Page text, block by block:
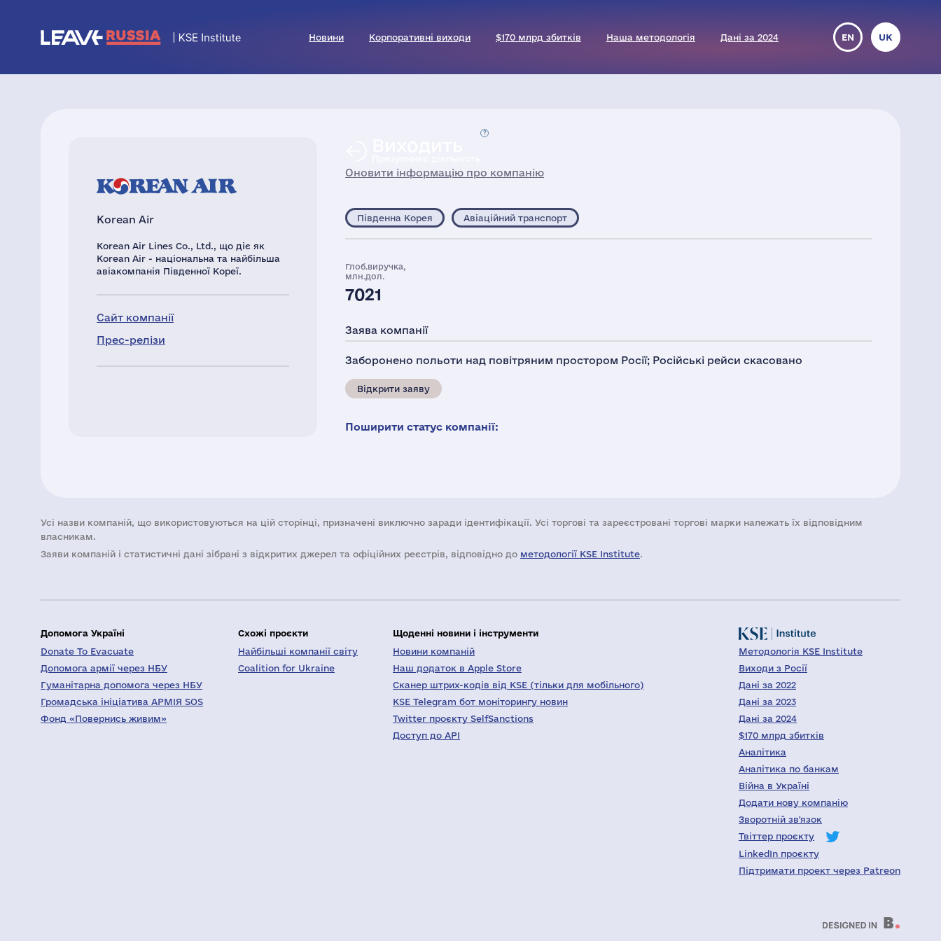
Новини Корпоративні виходи $170 млрд збитків Наша методологія Дані за 2024 EN UK
Korean Air
Korean Air Lines Co., Ltd., що діє як
Korean Air - національна та найбільша
авіакомпанія Південної Кореї.
Сайт компанії
Прес-релізи
Оновити інформацію про компанію
Південна Корея Авіаційний транспорт
Глоб.виручка,
млн.дол.
7021
Заява компанії
Заборонено польоти над повітряним простором Росії; Російські рейси скасовано
Відкрити заяву
Поширити статус компанії:
Усі назви компаній, що використовуються на цій сторінці, призначені виключно заради ідентифікації. Усі торгові та зареєстровані торгові марки належать їх відповідним
власникам.
Заяви компаній i статистичні дані зібрані з відкритих джерел та офіційних реєстрів, відповідно до методології KSE Institute.
Допомога Україні
Donate To Evacuate
Допомога армії через НБУ
Гуманітарна допомога через НБУ
Громадська ініціатива АРМІЯ SOS
Фонд «Повернись живим»
Схожі проєкти
Найбільші компанії світу
Coalition for Ukraine
Щоденні новини і інструменти
Новини компаній
Наш додаток в Apple Store
Сканер штрих-кодів від KSE (тільки для мобільного)
KSE Telegram бот моніторингу новин
Twitter проєкту SelfSanctions
Доступ до API
Методологія KSE Institute
Виходи з Росії
Дані за 2022
Дані за 2023
Дані за 2024
$170 млрд збитків
Аналітика
Аналітика по банкам
Війна в Україні
Додати нову компанію
Зворотній зв'язок
Твіттер проєкту
LinkedIn проєкту
Підтримати проект через Patreon